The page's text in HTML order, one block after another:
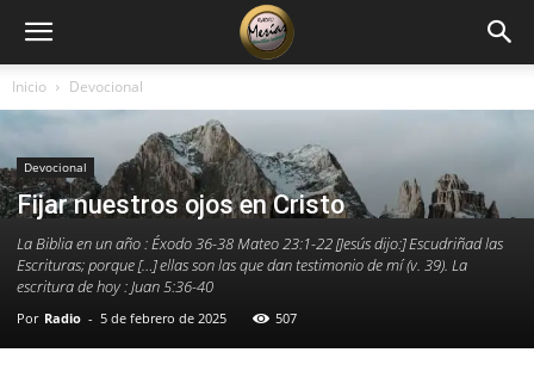
Inicio Devocional
Devocional
Fijar nuestros ojos en Cristo
La Biblia en un año : Éxodo 36-38 Mateo 23:1-22 [Jesús dijo:] Escudriñad las
Escrituras; porque […] ellas son las que dan testimonio de mí (v. 39). La
escritura de hoy : Juan 5:36-40
Por Radio - 5 de febrero de 2025 507